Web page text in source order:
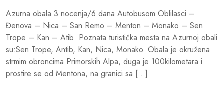
Azurna obala 3 nocenja/6 dana Autobusom Oblilasci –
Đenova – Nica – San Remo – Menton – Monako – Sen
Trope – Kan – Atib Poznata turistička mesta na Azurnoj obali
su:Sen Trope, Antib, Kan, Nica, Monako. Obala je okružena
strmim obroncima Primorskih Alpa, duga je 100kilometara i
prostire se od Mentona, na granici sa […]